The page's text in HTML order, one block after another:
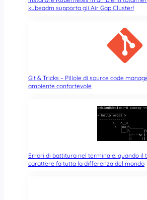
kubeadm supporta gli Air Gap Cluster!
Git & Tricks – Pillole di source code
ambiente confortevole
Errori di battitura nel terminale: quando il
carattere fa tutta la differenza del mondo